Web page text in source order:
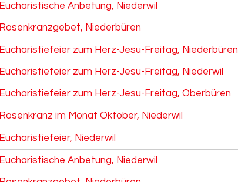
Eucharistische Anbetung, Niederwil
Rosenkranzgebet, Niederbüren
Eucharistiefeier zum Herz-Jesu-Freitag, Niederbüren
Eucharistiefeier zum Herz-Jesu-Freitag, Niederwil
Eucharistiefeier zum Herz-Jesu-Freitag, Oberbüren
Rosenkranz im Monat Oktober, Niederwil
Eucharistiefeier, Niederwil
Eucharistische Anbetung, Niederwil